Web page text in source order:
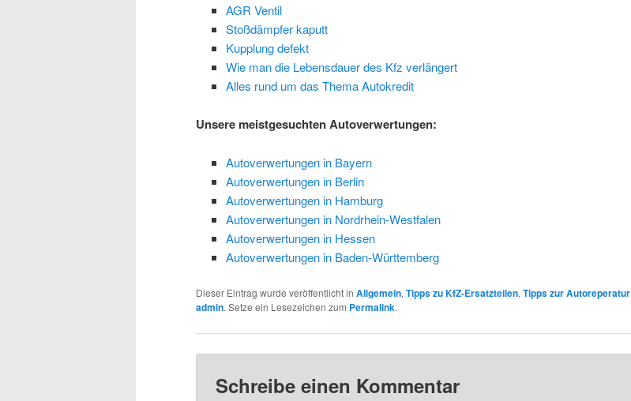
AGR Ventil
Stoßdämpfer kaputt
Kupplung defekt
Wie man die Lebensdauer des Kfz verlängert
Alles rund um das Thema Autokredit
Unsere meistgesuchten Autoverwertungen:
Autoverwertungen in Bayern
Autoverwertungen in Berlin
Autoverwertungen in Hamburg
Autoverwertungen in Nordrhein-Westfalen
Autoverwertungen in Hessen
Autoverwertungen in Baden-Württemberg
Dieser Eintrag wurde veröffentlicht in Allgemein, Tipps zu KfZ-Ersatzteilen, Tipps zur Autoreperatur
admin. Setze ein Lesezeichen zum Permalink.
Schreibe einen Kommentar